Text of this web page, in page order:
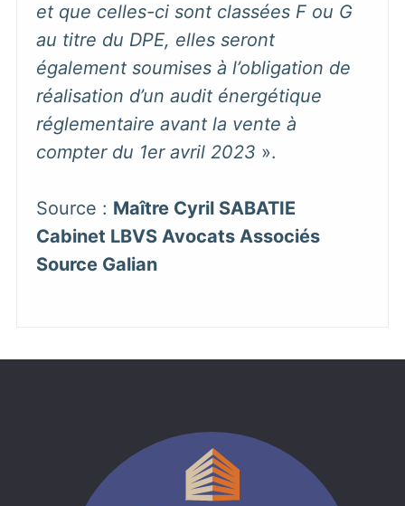
et que celles-ci sont classées F ou G
au titre du DPE, elles seront
également soumises à l’obligation de
réalisation d’un audit énergétique
réglementaire avant la vente à
compter du 1er avril 2023 ».
Source : Maître Cyril SABATIE
Cabinet LBVS Avocats Associés
Source Galian